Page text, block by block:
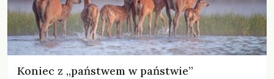
Koniec z „państwem w państwie”